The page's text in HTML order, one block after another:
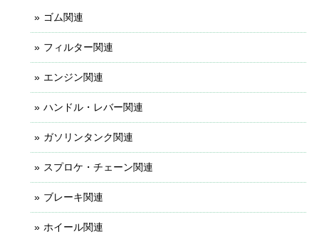
ゴム関連
フィルター関連
エンジン関連
ハンドル・レバー関連
ガソリンタンク関連
スプロケ・チェーン関連
ブレーキ関連
ホイール関連